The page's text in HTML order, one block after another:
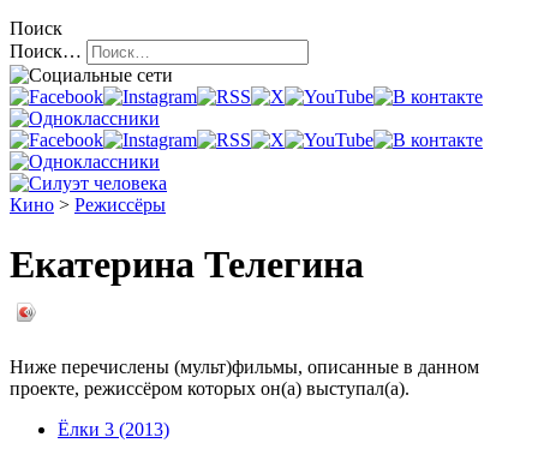
Поиск
Поиск…
Кино > Режиссёры
Екатерина Телегина
Ниже перечислены (мульт)фильмы, описанные в данном
проекте, режиссёром которых он(а) выступал(а).
Ёлки 3 (2013)